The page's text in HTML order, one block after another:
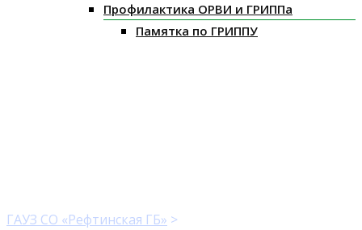
Профилактика ОРВИ и ГРИППа
Памятка по ГРИППУ
ГАУЗ СО «Рефтинская ГБ» >